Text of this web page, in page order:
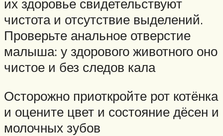
их здоровье свидетельствуют
чистота и отсутствие выделений.
Проверьте анальное отверстие
малыша: у здорового животного оно
чистое и без следов кала
Осторожно приоткройте рот котёнка
и оцените цвет и состояние дёсен и
молочных зубов